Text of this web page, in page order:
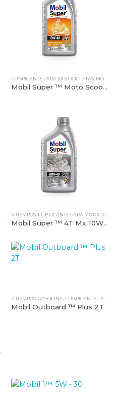
TODOS NUESTROS PRODUCTOS
LUBRICANTE PARA MOTOCICLETAS MOBIL
Mobil Super ™ Moto Scooter Mx 10W-40
,MOBIL,TODOS NUESTROS PRODUCTOS
4 TIEMPOS, LUBRICANTE PARA MOTOCICLETAS
Mobil Super ™ 4T Mx 10W-40
2 TIEMPOS GASOLINA LUBRICANTE PARA MOTOCICLETAS
Mobil Outboard ™ Plus 2T